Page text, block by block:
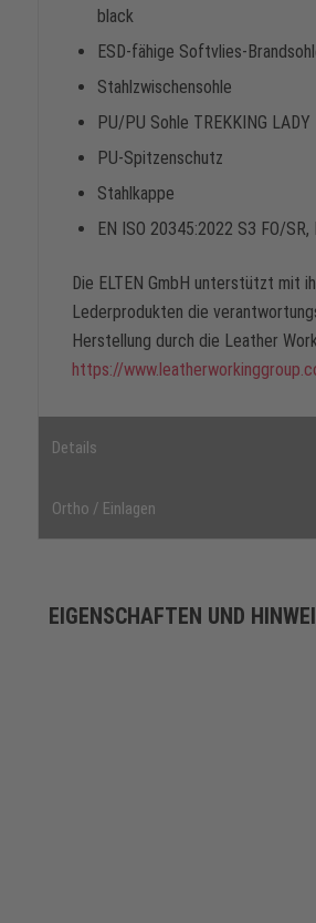
black
ESD-fähige Softvlies-
Stahlzwischensohle
PU/PU Sohle TREKKING LADY
PU-Spitzenschutz
Stahlkappe
EN ISO 20345:2022 S3 FO/SR,
Die ELTEN GmbH unterstützt mit
Lederprodukten die
Herstellung durch die Leather
https://
Details
Ortho / Einlagen
EIGENSCHAFTEN UND